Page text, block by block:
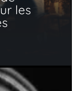
les